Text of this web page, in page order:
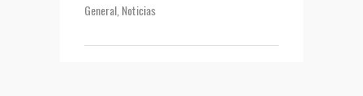
General,Noticias